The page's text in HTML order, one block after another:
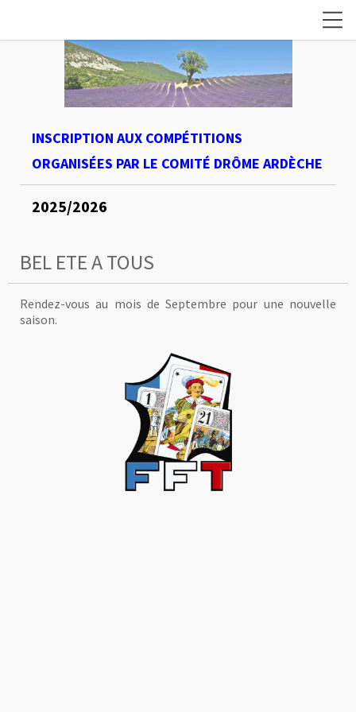
INSCRIPTION AUX COMPÉTITIONS
ORGANISÉES PAR LE COMITÉ DRÔME ARDÈCHE
2025/2026
BEL ETE A TOUS
Rendez-vous au mois de Septembre pour une nouvelle
saison.